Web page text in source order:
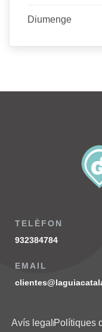
Diumenge
TELÈFON
932384784
EMAIL
Avís legal Polítiques